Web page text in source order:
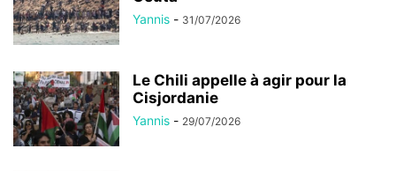
Yannis - 31/07/2026
Le Chili appelle à agir pour la
Cisjordanie
Yannis - 29/07/2026